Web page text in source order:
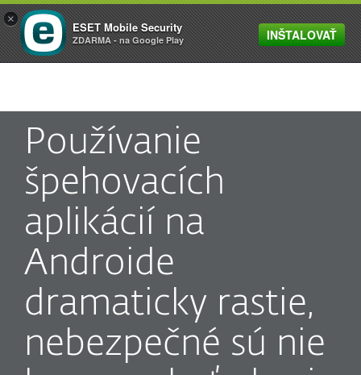
MENU
Používanie
špehovacích
aplikácií na
Androide
dramaticky rastie,
nebezpečné sú nie
×
ESET Mobile Security
ZDARMA - na Google Play INŠTALOVAŤ